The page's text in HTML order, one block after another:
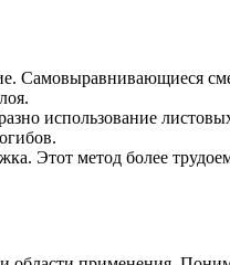
Самовыравнивающиеся
использование
Этот метод более